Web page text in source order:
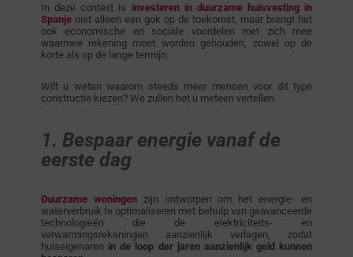
In deze context is investeren in duurzame huisvesting in
Spanjeniet alleen een gok op de toekomst, maar brengt het
ook economische en sociale voordelen met zich mee
waarmee rekening moet worden gehouden, zowel op de
korte als op de lange termijn.
Wilt u weten waarom steeds meer mensen voor dit type
constructie kiezen? We zullen het u meteen vertellen.
1. Bespaar energie vanaf de
eerste dag
Duurzame woningen
zijn ontworpen om het energie- en
waterverbruik te optimaliseren met behulp van geavanceerde
technologieën die de elektriciteits- en
verwarmingsrekeningen aanzienlijk verlagen, zodat
huiseigenaren in de loop der jaren aanzienlijk geld kunnen